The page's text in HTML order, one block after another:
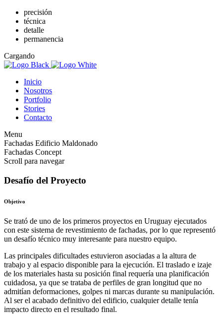
precisión
técnica
detalle
permanencia
Cargando
Inicio
Nosotros
Portfolio
Stories
Contacto
Menu
Fachadas Edificio Maldonado
Fachadas Concept
Scroll para navegar
Desafío del Proyecto
Objetivo
Se trató de uno de los primeros proyectos en Uruguay ejecutados
con este sistema de revestimiento de fachadas, por lo que representó
un desafío técnico muy interesante para nuestro equipo.
Las principales dificultades estuvieron asociadas a la altura de
trabajo y al espacio disponible para la ejecución. El traslado e izaje
de los materiales hasta su posición final requería una planificación
cuidadosa, ya que se trataba de perfiles de gran longitud que no
admitían deformaciones, golpes ni marcas durante su manipulación.
Al ser el acabado definitivo del edificio, cualquier detalle tenía
impacto directo en el resultado final.